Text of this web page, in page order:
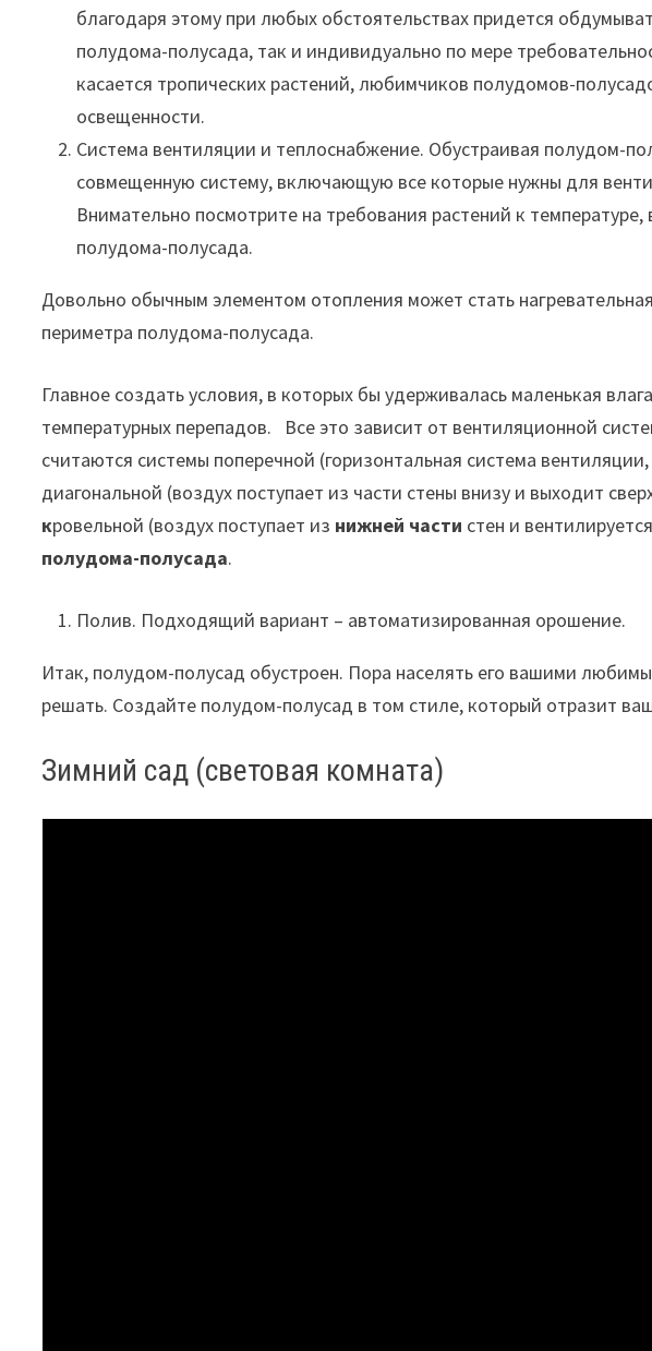
благодаря этому при любых обстоятельствах придется
полудома-полусада, так и индивидуально по мере
касается тропических растений, любимчиков полудомов-
освещенности.
Система вентиляции и теплоснабжение. Обустраивая полудом-
совмещенную систему, включающую все которые нужны для
Внимательно посмотрите на требования растений к
полудома-полусада.
Довольно обычным элементом отопления может стать
периметра полудома-полусада.
Главное создать условия, в которых бы удерживалась маленькая
температурных перепадов. Все это зависит от вентиляционной
считаются системы поперечной (горизонтальная система
диагональной (воздух поступает из части стены внизу и выходит
кровельной (воздух поступает из нижней части стен и
полудома-полусада.
Полив. Подходящий вариант – автоматизированная орошение.
Итак, полудом-полусад обустроен. Пора населять его вашими
решать. Создайте полудом-полусад в том стиле, который отразит
Зимний сад (световая комната)